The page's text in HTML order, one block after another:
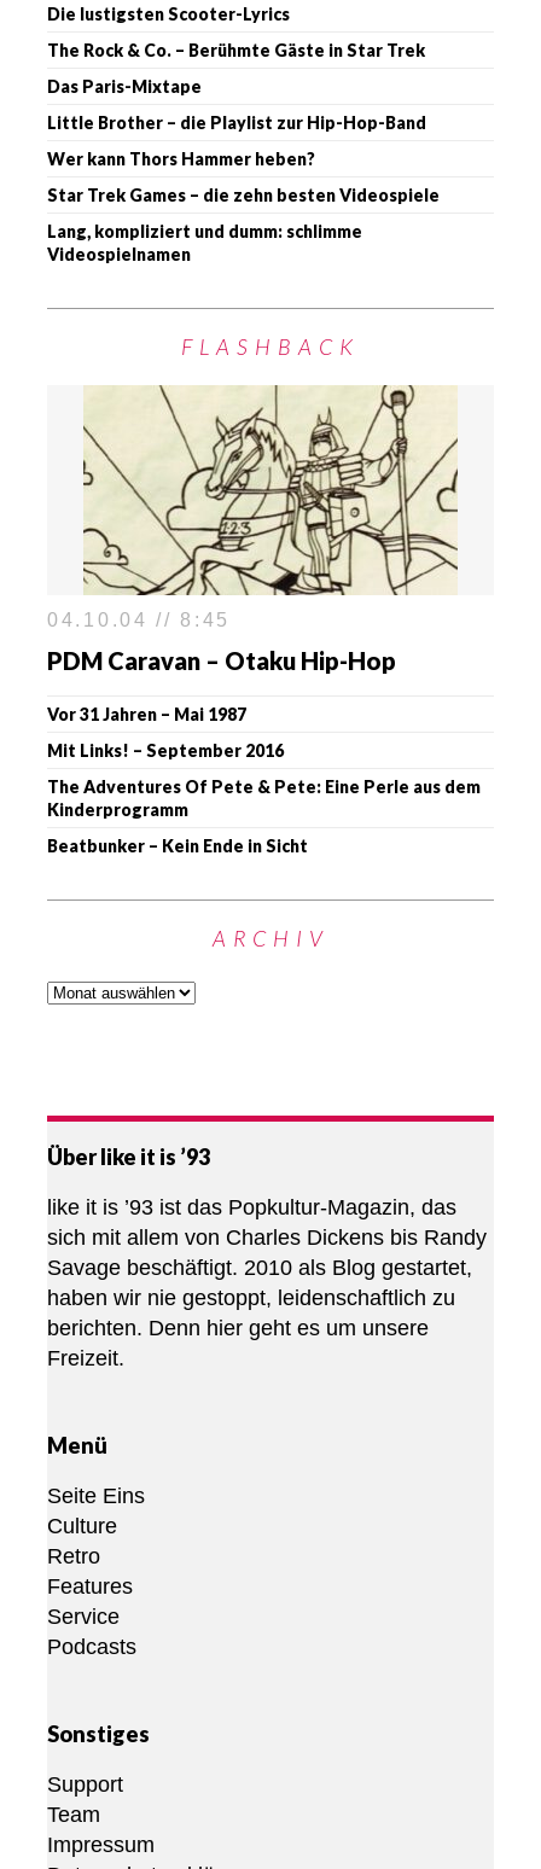
Die lustigsten Scooter-Lyrics
The Rock & Co. – Berühmte Gäste in Star Trek
Das Paris-Mixtape
Little Brother – die Playlist zur Hip-Hop-Band
Wer kann Thors Hammer heben?
Star Trek Games – die zehn besten Videospiele
Lang, kompliziert und dumm: schlimme
Videospielnamen
FLASHBACK
04.10.04 // 8:45
PDM Caravan – Otaku Hip-Hop
Vor 31 Jahren – Mai 1987
Mit Links! – September 2016
The Adventures Of Pete & Pete: Eine Perle aus dem
Kinderprogramm
Beatbunker – Kein Ende in Sicht
ARCHIV
Über like it is ’93
like it is ’93 ist das Popkultur-Magazin, das
sich mit allem von Charles Dickens bis Randy
Savage beschäftigt. 2010 als Blog gestartet,
haben wir nie gestoppt, leidenschaftlich zu
berichten. Denn hier geht es um unsere
Freizeit.
Menü
Seite Eins
Culture
Retro
Features
Service
Podcasts
Sonstiges
Support
Team
Impressum